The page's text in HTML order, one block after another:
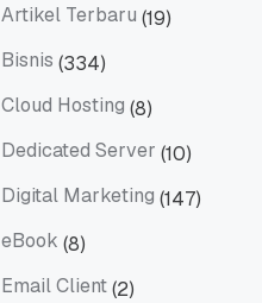
Artikel Terbaru (19)
Bisnis (334)
Cloud Hosting (8)
Dedicated Server (10)
Digital Marketing (147)
eBook (8)
Email Client(2)